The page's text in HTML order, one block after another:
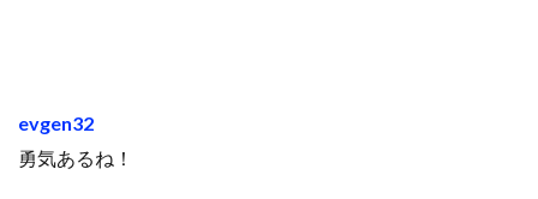
evgen32
勇気あるね！